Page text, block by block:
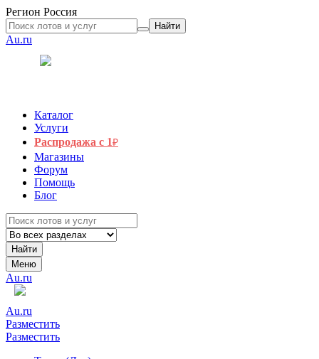
Регион Россия
Найти
Au.ru
Каталог
Услуги
Распродажа с 1₽
Магазины
Форум
Помощь
Блог
Найти
Меню
Au.ru
Au.ru
Разместить
Разместить